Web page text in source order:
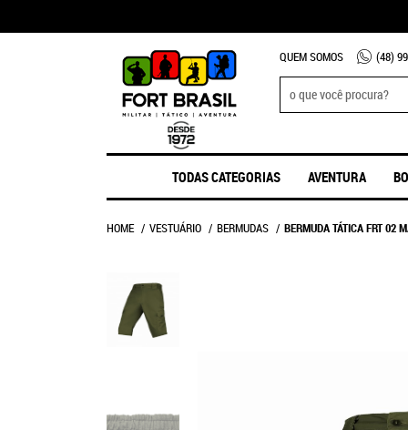
QUEM SOMOS (48)
TODAS CATEGORIAS AVENTURA
HOME VESTUÁRIO BERMUDAS BERMUDA TÁTICA FRT 02